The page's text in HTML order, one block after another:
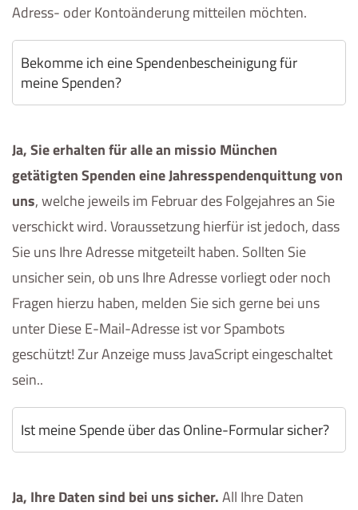
Adress- oder Kontoänderung mitteilen möchten.
Bekomme ich eine Spendenbescheinigung für
meine Spenden?
Ja, Sie erhalten für alle an missio München
getätigten Spenden eine Jahresspendenquittung von
uns, welche jeweils im Februar des Folgejahres an Sie
verschickt wird. Voraussetzung hierfür ist jedoch, dass
Sie uns Ihre Adresse mitgeteilt haben. Sollten Sie
unsicher sein, ob uns Ihre Adresse vorliegt oder noch
Fragen hierzu haben, melden Sie sich gerne bei uns
unterDiese E-Mail-Adresse ist vor Spambots
geschützt! Zur Anzeige muss JavaScript eingeschaltet
sein..
Ist meine Spende über das Online-Formular sicher?
Ja, Ihre Daten sind bei uns sicher.All Ihre Daten